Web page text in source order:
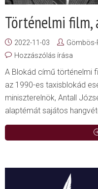
Történelmi film,
2022-11-03
Hozzászólás írása
A Blokád című történelmi
az 1990-es taxisblokád
miniszterelnök, Antall
alaptémát sajátos